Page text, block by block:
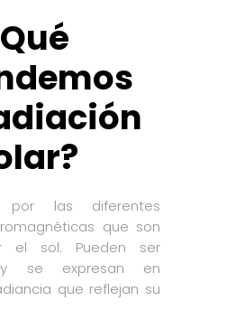
por las diferentes
que son
el sol. Pueden ser
y se expresan en
que reflejan su